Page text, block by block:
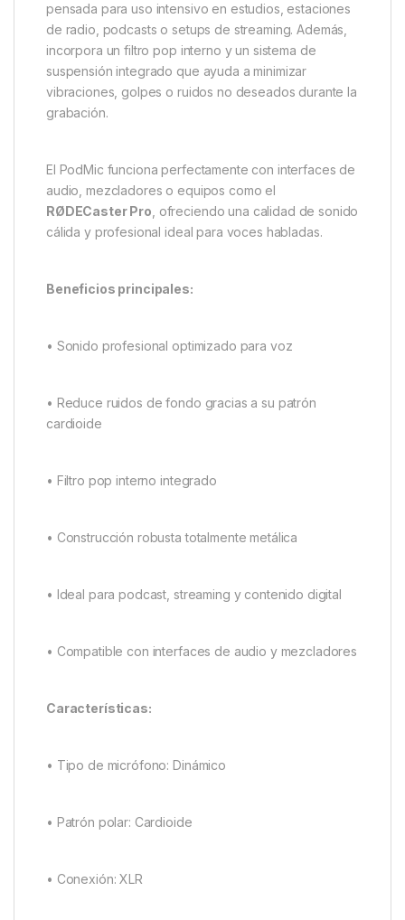
pensada para uso intensivo en estudios, estaciones
de radio, podcasts o setups de streaming. Además,
incorpora un filtro pop interno y un sistema de
suspensión integrado que ayuda a minimizar
vibraciones, golpes o ruidos no deseados durante la
grabación.
El PodMic funciona perfectamente con interfaces de
audio, mezcladores o equipos como el
RØDECaster Pro, ofreciendo una calidad de sonido
cálida y profesional ideal para voces habladas.
Beneficios principales:
• Sonido profesional optimizado para voz
• Reduce ruidos de fondo gracias a su patrón
cardioide
• Filtro pop interno integrado
• Construcción robusta totalmente metálica
• Ideal para podcast, streaming y contenido digital
• Compatible con interfaces de audio y mezcladores
Características:
• Tipo de micrófono: Dinámico
• Patrón polar: Cardioide
• Conexión: XLR